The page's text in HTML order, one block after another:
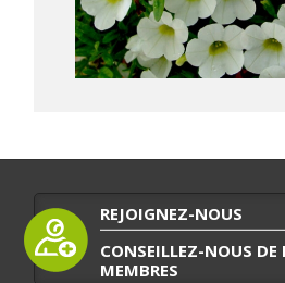
REJOIGNEZ-NOUS
CONSEILLEZ-NOUS DE
MEMBRES